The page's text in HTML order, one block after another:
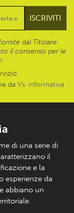
dal Titolare
il consenso per le
da Vs. informativa
di una serie di
il
e la
esperienze da
abbiano un